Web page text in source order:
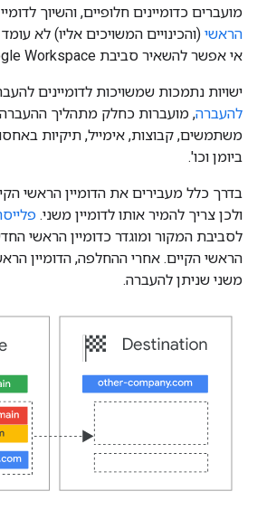
מועברים כדומיינים חלופיים, והשיוך
הראשי (והכינויים המשויכים אליו) לא
אי אפשר להשאיר סביבת Google Workspace בלי דומיין ראשי.
ישויות נתמכות שמשויכות לדומיינים
להעברה, מועברות כחלק מתהליך ההעברה.
משתמשים, קבוצות, אימייל, תיקיות
ביומן וכו'.
בדרך כלל מעבירים את הדומיין הראשי
ולכן צריך להמיר אותו לדומיין משני.
לסביבת המקור ומוגדר כדומיין הראשי
הראשי הקיים. אחרי ההחלפה, הדומיין
משני שניתן להעברה.